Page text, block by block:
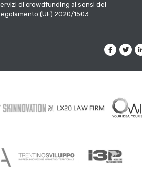
di crowdfunding ai sensi del
(UE) 2020/1503